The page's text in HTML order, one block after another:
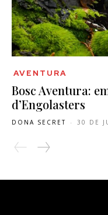
AVENTURA
Bosc Aventura:
d’Engolasters
DONA SECRET - 30 DE